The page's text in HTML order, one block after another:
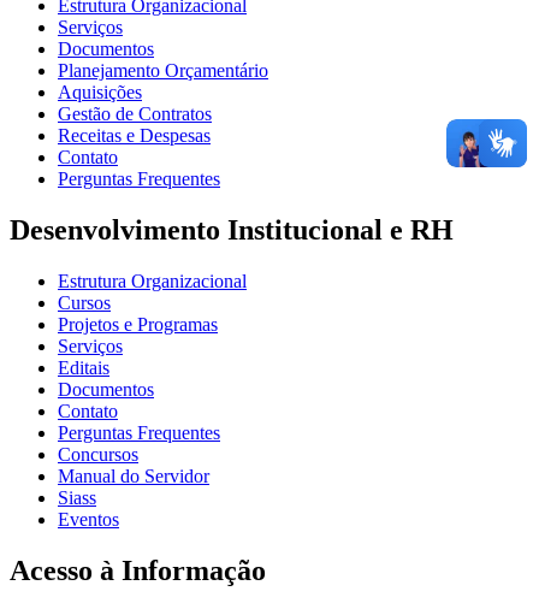
Estrutura Organizacional
Serviços
Documentos
Planejamento Orçamentário
Aquisições
Gestão de Contratos
Receitas e Despesas
Contato
Perguntas Frequentes
Desenvolvimento Institucional e RH
Estrutura Organizacional
Cursos
Projetos e Programas
Serviços
Editais
Documentos
Contato
Perguntas Frequentes
Concursos
Manual do Servidor
Siass
Eventos
Acesso à Informação